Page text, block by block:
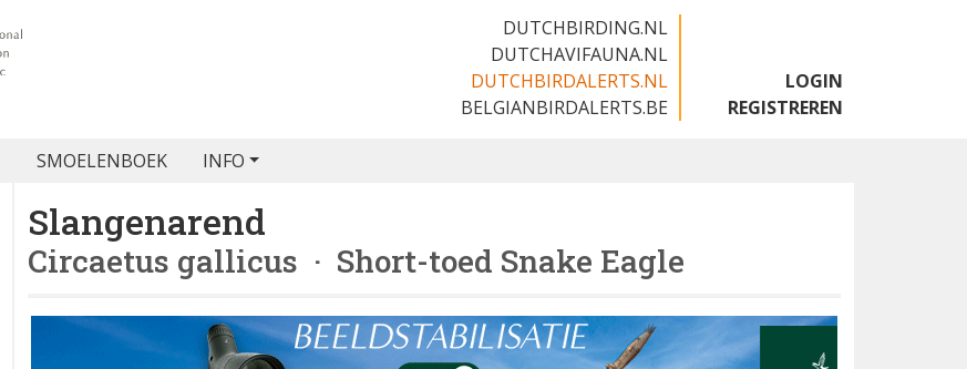
DUTCHBIRDING.NL
DUTCHAVIFAUNA.NL
DUTCHBIRDALERTS.NL
BELGIANBIRDALERTS.BE
LOGIN
REGISTREREN
SMOELENBOEK INFO
Slangenarend
Circaetus gallicus · Short-toed Snake Eagle